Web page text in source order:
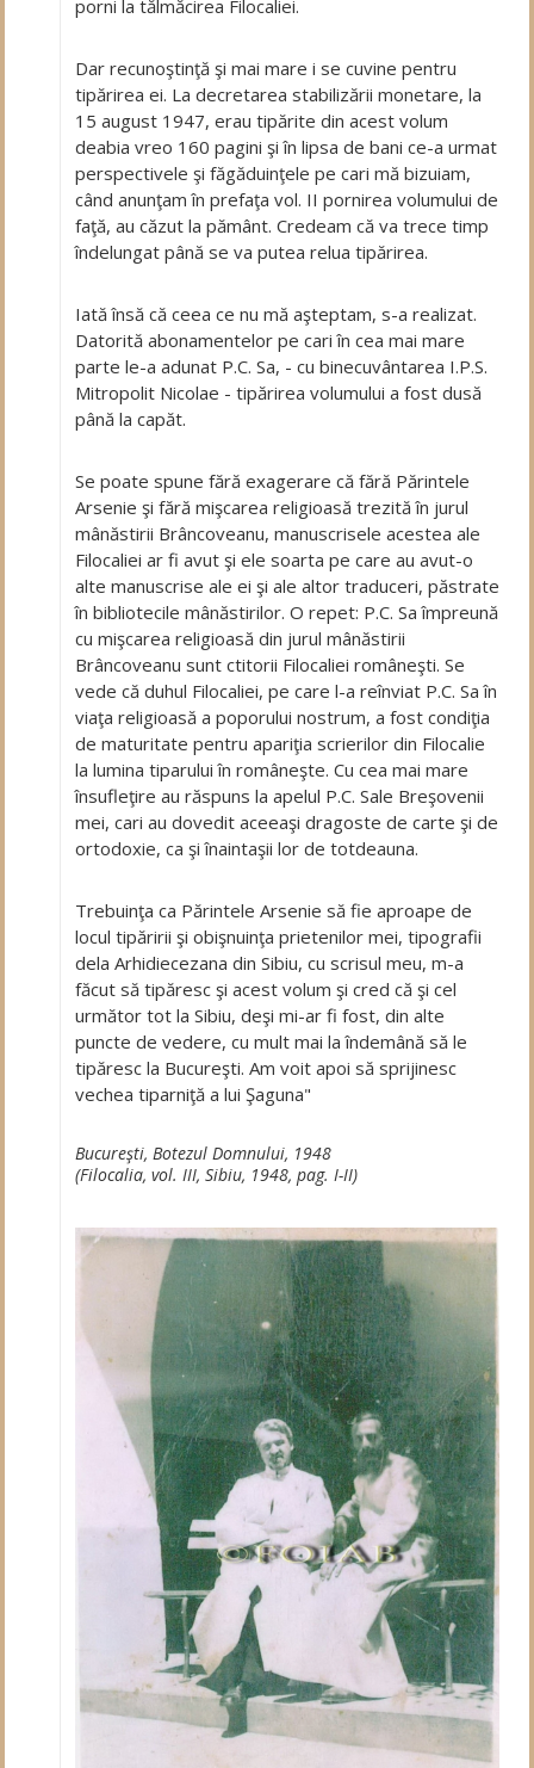
porni la tălmăcirea Filocaliei.
Dar recunoştinţă şi mai mare i se cuvine pentru
tipărirea ei. La decretarea stabilizării monetare, la
15 august 1947, erau tipărite din acest volum
deabia vreo 160 pagini şi în lipsa de bani ce-a urmat
perspectivele şi făgăduinţele pe cari mă bizuiam,
când anunţam în prefaţa vol. II pornirea volumului de
faţă, au căzut la pământ. Credeam că va trece timp
îndelungat până se va putea relua tipărirea.
Iată însă că ceea ce nu mă aşteptam, s-a realizat.
Datorită abonamentelor pe cari în cea mai mare
parte le-a adunat P.C. Sa, - cu binecuvântarea I.P.S.
Mitropolit Nicolae - tipărirea volumului a fost dusă
până la capăt.
Se poate spune fără exagerare că fără Părintele
Arsenie şi fără mişcarea religioasă trezită în jurul
mânăstirii Brâncoveanu, manuscrisele acestea ale
Filocaliei ar fi avut şi ele soarta pe care au avut-o
alte manuscrise ale ei şi ale altor traduceri, păstrate
în bibliotecile mânăstirilor. O repet: P.C. Sa împreună
cu mişcarea religioasă din jurul mânăstirii
Brâncoveanu sunt ctitorii Filocaliei româneşti. Se
vede că duhul Filocaliei, pe care l-a reînviat P.C. Sa în
viaţa religioasă a poporului nostrum, a fost condiţia
de maturitate pentru apariţia scrierilor din Filocalie
la lumina tiparului în româneşte. Cu cea mai mare
însufleţire au răspuns la apelul P.C. Sale Breşovenii
mei, cari au dovedit aceeaşi dragoste de carte şi de
ortodoxie, ca şi înaintaşii lor de totdeauna.
Trebuinţa ca Părintele Arsenie să fie aproape de
locul tipăririi şi obişnuinţa prietenilor mei, tipografii
dela Arhidiecezana din Sibiu, cu scrisul meu, m-a
făcut să tipăresc şi acest volum şi cred că şi cel
următor tot la Sibiu, deşi mi-ar fi fost, din alte
puncte de vedere, cu mult mai la îndemână să le
tipăresc la Bucureşti. Am voit apoi să sprijinesc
vechea tiparniţă a lui Şaguna"
Bucureşti, Botezul Domnului, 1948
(Filocalia, vol. III, Sibiu, 1948, pag. I-II)